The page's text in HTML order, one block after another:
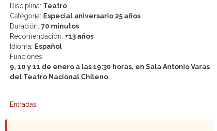
Disciplina: Teatro
Categoría: Especial aniversario 25 años
Duración: 70 minutos
Recomendación: +13 años
Idioma: Español
Funciones:
9, 10 y 11 de enero a las 19:30 horas, en Sala Antonio Varas
del Teatro Nacional Chileno.
Entradas